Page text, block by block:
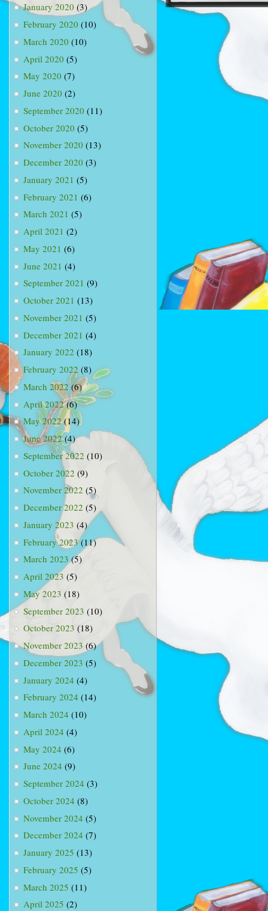
January 2020 (3)
February 2020 (10)
March 2020 (10)
April 2020 (5)
May 2020 (7)
June 2020 (2)
September 2020 (11)
October 2020 (5)
November 2020 (13)
December 2020 (3)
January 2021 (5)
February 2021 (6)
March 2021 (5)
April 2021 (2)
May 2021 (6)
June 2021 (4)
September 2021 (9)
October 2021 (13)
November 2021 (5)
December 2021 (4)
January 2022 (18)
February 2022 (8)
March 2022(6)
April 2022(6)
May 2022(14)
June 2022(4)
September 2022 (10)
October 2022 (9)
November 2022 (5)
December 2022 (5)
January 2023 (4)
February 2023(11)
March 2023(5)
April 2023 (5)
May 2023 (18)
September 2023 (10)
October 2023 (18)
November 2023 (6)
December 2023 (5)
January 2024 (4)
February 2024 (14)
March 2024 (10)
April 2024 (4)
May 2024 (6)
June 2024 (9)
September 2024 (3)
October 2024 (8)
November 2024 (5)
December 2024 (7)
January 2025 (13)
February 2025 (5)
March 2025 (11)
April 2025 (2)